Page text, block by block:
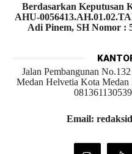
Berdasarkan Keputusan
AHU-
Adi Pinem, SH Nomor :
Jalan Pembangunan
Medan Helvetia Kota
Email: